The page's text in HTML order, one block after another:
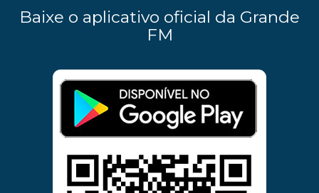
Baixe o aplicativo oficial da Grande
FM